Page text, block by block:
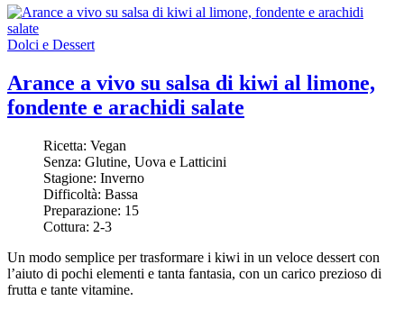
Dolci e Dessert
Arance a vivo su salsa di kiwi al limone,
fondente e arachidi salate
Ricetta: Vegan
Senza: Glutine, Uova e Latticini
Stagione: Inverno
Difficoltà: Bassa
Preparazione: 15
Cottura: 2-3
Un modo semplice per trasformare i kiwi in un veloce dessert con
l’aiuto di pochi elementi e tanta fantasia, con un carico prezioso di
frutta e tante vitamine.